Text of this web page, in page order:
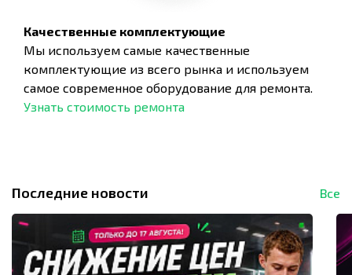
Качественные комплектующие
Мы используем самые качественные
комплектующие из всего рынка и используем
самое современное оборудование для ремонта.
Узнать стоимость ремонта
Последние новости Все